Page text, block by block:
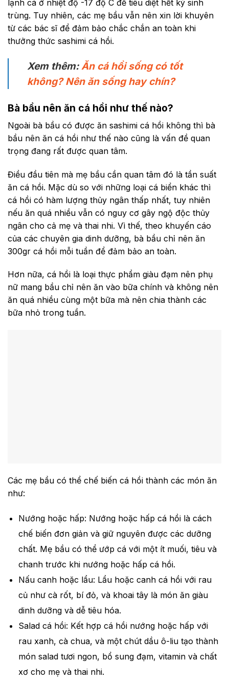
lạnh cá ở nhiệt độ -17 độ C để tiêu diệt hết ký sinh
trùng. Tuy nhiên, các mẹ bầu vẫn nên xin lời khuyên
từ các bác sĩ để đảm bảo chắc chắn an toàn khi
thưởng thức sashimi cá hồi.
Xem thêm: Ăn cá hồi sống có tốt
không? Nên ăn sống hay chín?
Bà bầu nên ăn cá hồi như thế nào?
Ngoài bà bầu có được ăn sashimi cá hồi không thì bà
bầu nên ăn cá hồi như thế nào cũng là vấn đề quan
trọng đang rất được quan tâm.
Điều đầu tiên mà mẹ bầu cần quan tâm đó là tần suất
ăn cá hồi. Mặc dù so với những loại cá biển khác thì
cá hồi có hàm lượng thủy ngân thấp nhất, tuy nhiên
nếu ăn quá nhiều vẫn có nguy cơ gây ngộ độc thủy
ngân cho cả mẹ và thai nhi. Vì thế, theo khuyến cáo
của các chuyên gia dinh dưỡng, bà bầu chỉ nên ăn
300gr cá hồi mỗi tuần để đảm bảo an toàn.
Hơn nữa, cá hồi là loại thực phẩm giàu đạm nên phụ
nữ mang bầu chỉ nên ăn vào bữa chính và không nên
ăn quá nhiều cùng một bữa mà nên chia thành các
bữa nhỏ trong tuần.
Các mẹ bầu có thể chế biến cá hồi thành các món ăn
như:
Nướng hoặc hấp: Nướng hoặc hấp cá hồi là cách
chế biến đơn giản và giữ nguyên được các dưỡng
chất. Mẹ bầu có thể ướp cá với một ít muối, tiêu và
chanh trước khi nướng hoặc hấp cá hồi.
Nấu canh hoặc lẩu: Lẩu hoặc canh cá hồi với rau
củ như cà rốt, bí đỏ, và khoai tây là món ăn giàu
dinh dưỡng và dễ tiêu hóa.
Salad cá hồi: Kết hợp cá hồi nướng hoặc hấp với
rau xanh, cà chua, và một chút dầu ô-liu tạo thành
món salad tươi ngon, bổ sung đạm, vitamin và chất
xơ cho mẹ và thai nhi.